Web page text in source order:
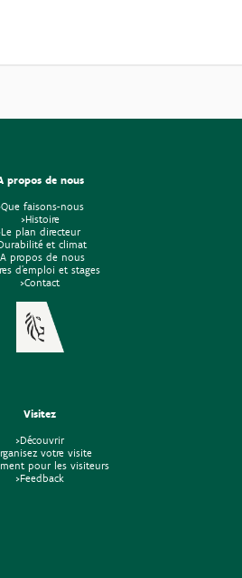
propos de nous
faisons-nous
>Histoire
plan directeur
et climat
propos de nous
d'emploi et stages
>Contact
Visitez
>Découvrir
votre visite
pour les visiteurs
>Feedback